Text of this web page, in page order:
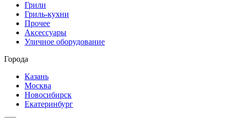
Грили
Гриль-кухни
Прочее
Аксессуары
Уличное оборудование
Города
Казань
Москва
Новосибирск
Екатеринбург